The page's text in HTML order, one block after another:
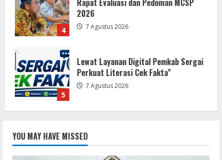
5
Perkuat Literasi Cek Fakta”
1
Investigasi, LSM-KCBI Sumsel Desak
Tindakan Tegas: Kartu BPNT Warga
Efendi Ditahan Sejak 2021, Siapa yang
Dana Desa Rp84 Juta, Kades
Argomulyo Belitang Jaya Hilang 3
YOU MAY HAVE MISSED